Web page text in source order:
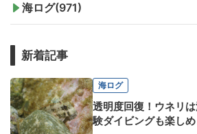
海ログ(971)
新着記事
海ログ
透明度回復！ウネリ
験ダイビングも楽し